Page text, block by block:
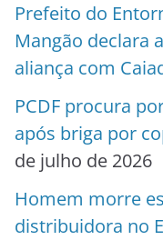
Prefeito do
Mangão declara
aliança com
PCDF procura
após briga por
de julho de 2026
Homem morre
distribuidora no